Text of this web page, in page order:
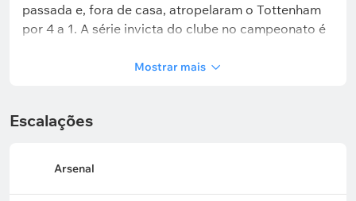
passada e, fora de casa, atropelaram o Tottenham
por 4 a 1. A série invicta do clube no campeonato é
todas por goleada. Além disso, em 5 dos 6 jogos
liderança da liga, mas a vantagem sobre o
ainda têm um jogo a menos. Por sinal, os dois
Mostrar mais
Escalações
Arsenal